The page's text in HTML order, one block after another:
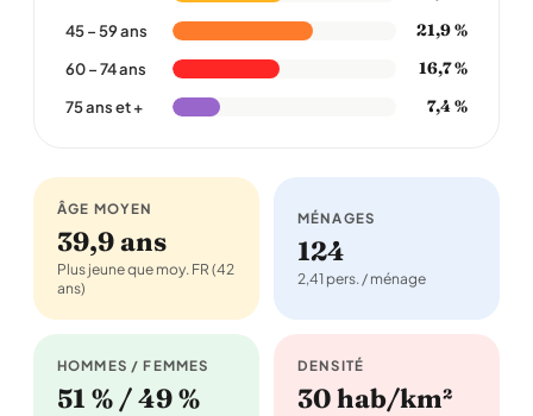
45 – 59 ans 21,9 %
60 – 74 ans 16,7 %
75 ans et + 7,4 %
ÂGE MOYEN
39,9 ans
Plus jeune que moy. FR (42
ans)
MÉNAGES
124
2,41 pers. / ménage
HOMMES / FEMMES
51 % / 49 %
DENSITÉ
30 hab/km²